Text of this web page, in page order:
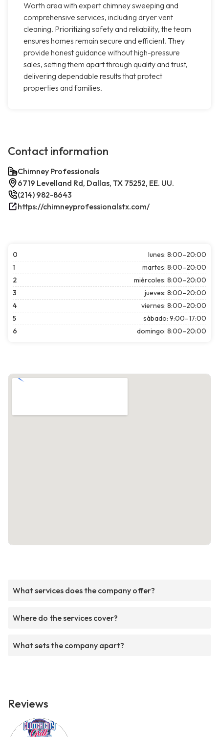
Worth area with expert chimney sweeping and
comprehensive services, including dryer vent
cleaning. Prioritizing safety and reliability, the team
ensures homes remain secure and efficient. They
provide honest guidance without high-pressure
sales, setting them apart through quality and trust,
delivering dependable results that protect
properties and families.
Contact information
Chimney Professionals
6719 Levelland Rd, Dallas, TX 75252, EE. UU.
(214) 982-8643
https://chimneyprofessionalstx.com/
0
lunes: 8:00–20:00
1
martes: 8:00–20:00
2
miércoles: 8:00–20:00
3
jueves: 8:00–20:00
4
viernes: 8:00–20:00
5
sábado: 9:00–17:00
6
domingo: 8:00–20:00
What services does the company offer?
Where do the services cover?
What sets the company apart?
Reviews